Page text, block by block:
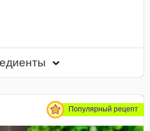
Популярный рецепт